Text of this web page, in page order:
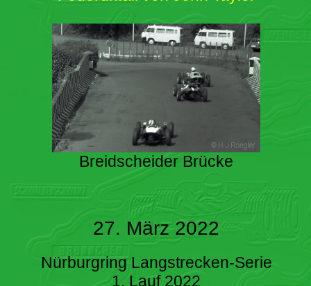
Breidscheider Brücke
27. März 2022
Nürburgring Langstrecken-Serie
1. Lauf 2022